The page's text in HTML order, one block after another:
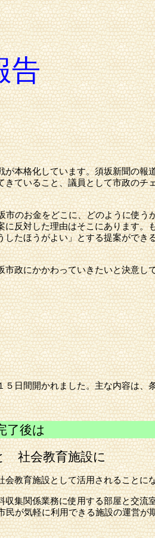
告
本格化しています。須坂新聞の
ていること、議員として市政の
市のお金をどこに、どのように使う
反対した理由はそこにあります
たほうがよい」とする提案ができ
市政にかかわっていきたいと決意し
日間開かれました。主な内容は、
後は
社会教育施設に
教育施設として活用されることに
集関係業務に使用する部屋と交流
民が気軽に利用できる施設の運営